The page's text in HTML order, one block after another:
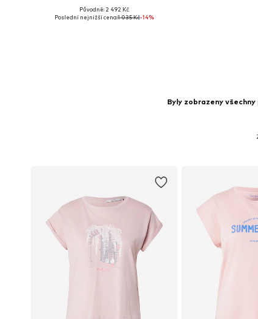
Dostupné velikosti: XS
Původně: 2 492 Kč
Poslední nejnižší cena:1 035 Kč-14%
Byly zobrazeny